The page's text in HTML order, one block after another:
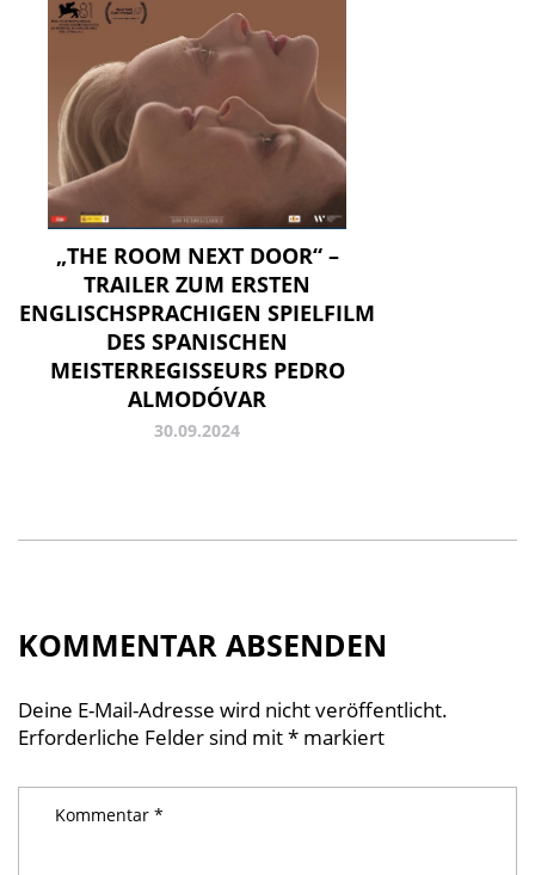
„THE ROOM NEXT DOOR“ –
TRAILER ZUM ERSTEN
ENGLISCHSPRACHIGEN SPIELFILM
DES SPANISCHEN
MEISTERREGISSEURS PEDRO
ALMODÓVAR
30.09.2024
KOMMENTAR ABSENDEN
Deine E-Mail-Adresse wird nicht veröffentlicht.
Erforderliche Felder sind mit* markiert